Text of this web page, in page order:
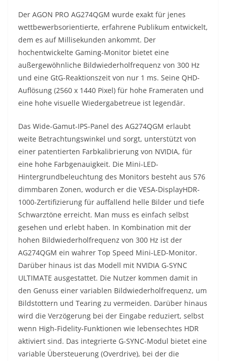
Der AGON PRO AG274QGM wurde exakt für jenes
wettbewerbsorientierte, erfahrene Publikum entwickelt,
dem es auf Millisekunden ankommt. Der
hochentwickelte Gaming-Monitor bietet eine
außergewöhnliche Bildwiederholfrequenz von 300 Hz
und eine GtG-Reaktionszeit von nur 1 ms. Seine QHD-
Auflösung (2560 x 1440 Pixel) für hohe Frameraten und
eine hohe visuelle Wiedergabetreue ist legendär.
Das Wide-Gamut-IPS-Panel des AG274QGM erlaubt
weite Betrachtungswinkel und sorgt, unterstützt von
einer patentierten Farbkalibrierung von NVIDIA, für
eine hohe Farbgenauigkeit. Die Mini-LED-
Hintergrundbeleuchtung des Monitors besteht aus 576
dimmbaren Zonen, wodurch er die VESA-DisplayHDR-
1000-Zertifizierung für auffallend helle Bilder und tiefe
Schwarztöne erreicht. Man muss es einfach selbst
gesehen und erlebt haben. In Kombination mit der
hohen Bildwiederholfrequenz von 300 Hz ist der
AG274QGM ein wahrer Top Speed Mini-LED-Monitor.
Darüber hinaus ist das Modell mit NVIDIA G-SYNC
ULTIMATE ausgestattet. Die Nutzer kommen damit in
den Genuss einer variablen Bildwiederholfrequenz, um
Bildstottern und Tearing zu vermeiden. Darüber hinaus
wird die Verzögerung bei der Eingabe reduziert, selbst
wenn High-Fidelity-Funktionen wie lebensechtes HDR
aktiviert sind. Das integrierte G-SYNC-Modul bietet eine
variable Übersteuerung (Overdrive), bei der die